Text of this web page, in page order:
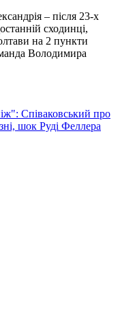
– після 23-х
сходинці,
на 2 пункти
Володимира
Співаковський про
шок Руді Феллера